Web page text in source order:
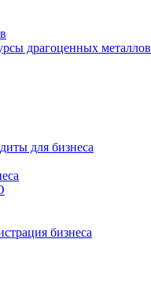
драгоценных металлов
для бизнеса
бизнеса